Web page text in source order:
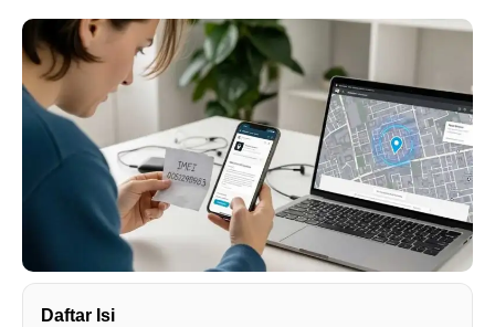
Daftar Isi